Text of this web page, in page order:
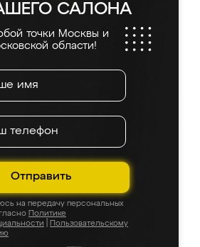
САЛОНА
точки Москвы и
области!
Отправить
на передачу персональных
Политике
Пользовательскому